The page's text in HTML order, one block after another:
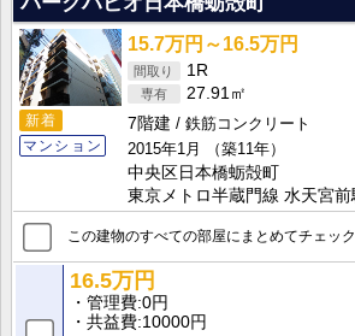
新着
マンション
15.7万円～16.5万円
1R
27.91㎡
7階建
鉄筋コンクリート
2015年1月
（築11年）
中央区日本橋蛎殻町
東京メトロ半蔵門線 水天宮
この建物のすべての部屋にまとめてチェック
16.5万円
管理費 0円
共益費 10000円